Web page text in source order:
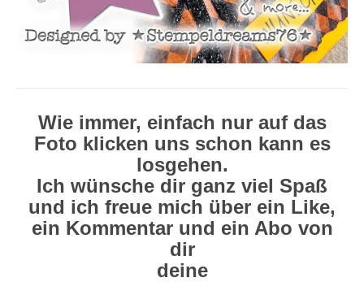
Wie immer, einfach nur auf das
Foto klicken uns schon kann es
losgehen.
Ich wünsche dir ganz viel Spaß
und ich freue mich über ein Like,
ein Kommentar und ein Abo von
dir
deine